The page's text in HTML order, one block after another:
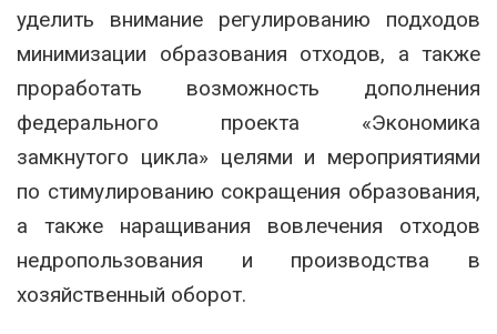
уделить внимание регулированию подходов
минимизации образования отходов, а также
проработать возможность дополнения
федерального проекта «Экономика
замкнутого цикла» целями и мероприятиями
по стимулированию сокращения образования,
а также наращивания вовлечения отходов
недропользования и производства в
хозяйственный оборот.